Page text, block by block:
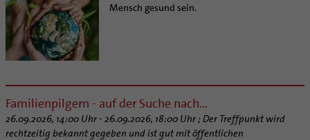
Mensch gesund sein.
Familienpilgern - auf der Suche nach...
26.09.2026, 14:00 Uhr - 26.09.2026, 18:00 Uhr ; Der Treffpunkt wird
rechtzeitig bekannt gegeben und ist gut mit öffentlichen